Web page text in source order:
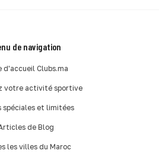
de navigation
d'accueil Clubs.ma
votre activité sportive
spéciales et limitées
de Blog
les villes du Maroc